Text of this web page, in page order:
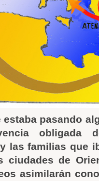
estaba pasando
obligada
las familias que
ciudades de
asimilarán